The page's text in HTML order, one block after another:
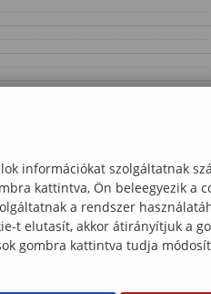
információkat szolgáltatnak
kattintva, Ön beleegyezik a
a rendszer
t elutasít, akkor átirányítjuk a
gombra kattintva tudja